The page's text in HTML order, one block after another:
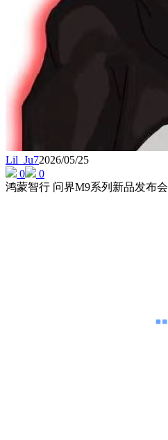
Lil_Ju72026/05/25
0
0
鸿蒙智行 问界M9系列新品发布会